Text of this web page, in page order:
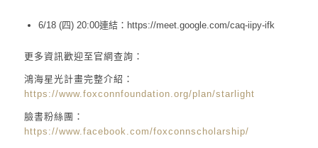
6/18(四) 20:00連結： https://meet.google.com/caq-iipy-ifk
更多資訊歡迎至官網查詢：
鴻海星光計畫完整介紹：
https://www.foxconnfoundation.org/plan/starlight
臉書粉絲團：
https://www.facebook.com/foxconnscholarship/